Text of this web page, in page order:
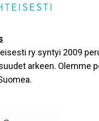
ry syntyi 2009
arkeen.